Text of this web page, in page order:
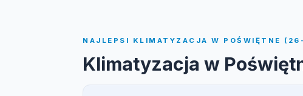
NAJLEPSI KLIMATYZACJA W POŚWIĘTNE
Klimatyzacja w